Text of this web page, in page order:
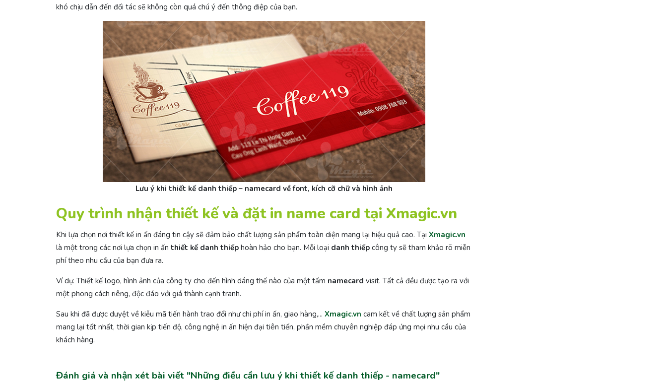
khó chịu dẫn đến đối tác sẽ không còn quá chú ý đến thông điệp của bạn.
Lưu ý khi thiết kế danh thiếp – namecard về font, kích cỡ chữ và hình ảnh
Quy trình nhận thiết kế và đặt in name card tại Xmagic.vn
Khi lựa chọn nơi thiết kế in ấn đáng tin cậy sẽ đảm bảo chất lượng sản phẩm toàn diện mang lại hiệu quả cao. TạiXmagic.vn
là một trong các nơi lựa chọn in ấnthiết kế danh thiếp hoàn hảo cho bạn. Mỗi loại danh thiếp công ty sẽ tham khảo rõ miễn
phí theo nhu cầu của bạn đưa ra.
Ví dụ: Thiết kế logo, hình ảnh của công ty cho đến hình dáng thế nào của một tấm namecard visit. Tất cả đều được tạo ra với
một phong cách riêng, độc đáo với giá thành cạnh tranh.
Sau khi đã được duyệt về kiễu mã tiến hành trao đổi như chi phí in ấn, giao hàng,...Xmagic.vn cam kết về chất lượng sản phẩm
mang lại tốt nhất, thời gian kịp tiến độ, công nghệ in ấn hiện đại tiên tiến, phần mềm chuyên nghiệp đáp ứng mọi nhu cầu của
khách hàng.
Đánh giá và nhận xét bài viết "Những điều cần lưu ý khi thiết kế danh thiếp - namecard"